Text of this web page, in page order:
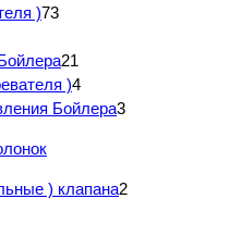
)73
21
)4
Бойлера3
) клапана2